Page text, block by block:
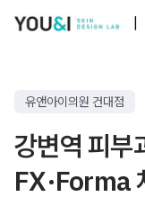
유앤아이의원 건대점
강변역 피부
FX·Forma